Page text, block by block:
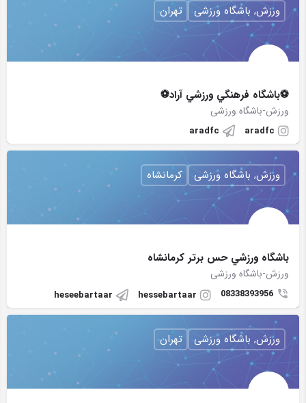
⚽️باشگاه فرهنگي ورزشي آراد⚽️
ورزش-باشگاه ورزشی
aradfc
aradfc
ورزش, باشگاه ورزشی تهران
باشگاه ورزشي حس برتر كرمانشاه
ورزش-باشگاه ورزشی
08338393956
hessebartaar
heseebartaar
ورزش, باشگاه ورزشی کرمانشاه
ورزش, باشگاه ورزشی تهران